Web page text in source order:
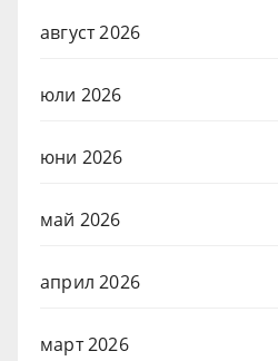
август 2026
юли 2026
юни 2026
май 2026
април 2026
март 2026